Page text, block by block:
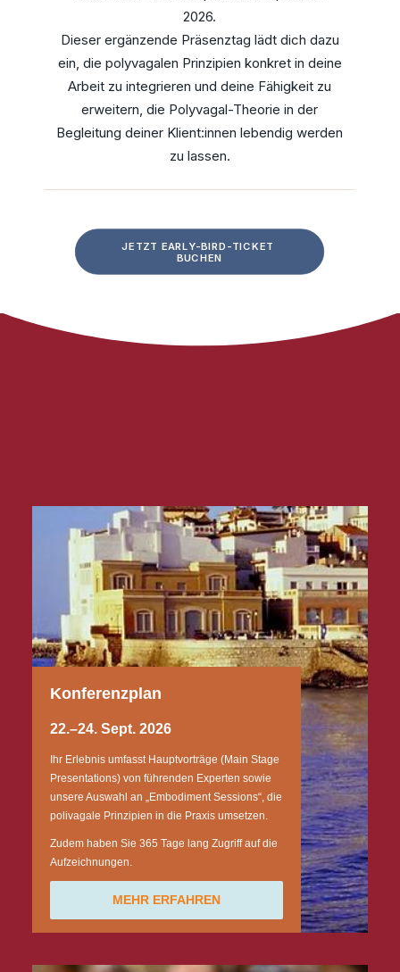
2026.
Dieser ergänzende Präsenztag lädt dich dazu
ein, die polyvagalen Prinzipien konkret in deine
Arbeit zu integrieren und deine Fähigkeit zu
erweitern, die Polyvagal-Theorie in der
Begleitung deiner Klient:innen lebendig werden
zu lassen.
JETZT EARLY-BIRD-TICKET
BUCHEN
Konferenzplan
22.–24. Sept. 2026
Ihr Erlebnis umfasst Hauptvorträge (Main Stage
Presentations) von führenden Experten sowie
unsere Auswahl an „Embodiment Sessions“, die
polivagale Prinzipien in die Praxis umsetzen.
Zudem haben Sie 365 Tage lang Zugriff auf die
Aufzeichnungen.
MEHR ERFAHREN